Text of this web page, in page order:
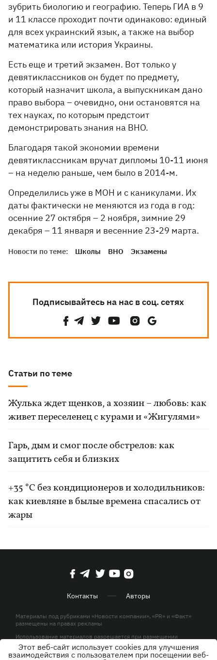
зубрить биологию и географию. Теперь ГИА в 9
и 11 классе проходит почти одинаково: единый
для всех украинский язык, а также на выбор
математика или история Украины.
Есть еще и третий экзамен. Вот только у
девятиклассников он будет по предмету,
который назначит школа, а выпускникам дано
право выбора – очевидно, они остановятся на
тех науках, по которым предстоит
демонстрировать знания на ВНО.
Благодаря такой экономии времени
девятиклассникам вручат дипломы 10-11 июня
– на неделю раньше, чем было в 2014-м.
Определились уже в МОН и с каникулами. Их
даты фактически не меняются из года в год:
осенние 27 октября – 2 ноября, зимние 29
декабря – 11 января и весенние 23-29 марта.
Новости по теме: Школы ВНО Экзамены
Подписывайтесь на нас в соц. сетях
Статьи по теме
Жулька ждет щенков, а хозяин – любовь: как
живет переселенец с курами и «Жигулями»
Гарь, дым и смог после обстрелов: как
защитить себя и близких
+35 °C без кондиционеров и холодильников:
как киевляне в былые времена спасались от
жары
Контакты Авторы
Материалы под рубриками «Новости компании», «PR» и «Факт»
размещены на правах рекламы
Использование материалов разрешается при размещении
активной гиперссылки на KP.UA в первом абзаце.
© ООО «ЮЛАВ МЕДИА»,2026. Все права защищены.
Этот веб-сайт использует cookies для улучшения
взаимодействия с пользователем при посещении веб-